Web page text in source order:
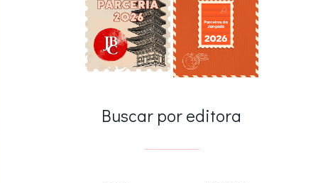
Buscar por editora